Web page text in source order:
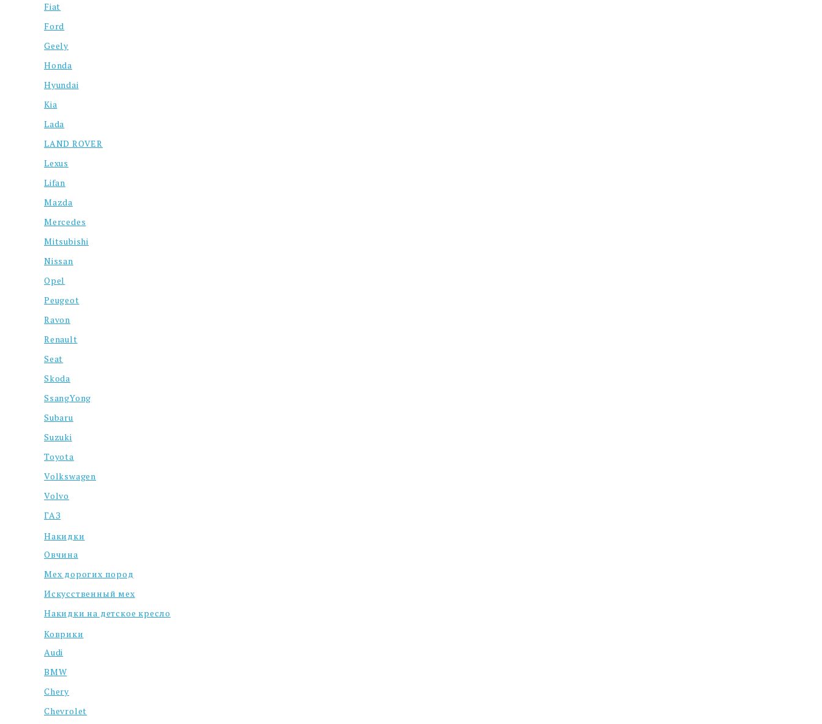
Fiat
Ford
Geely
Honda
Hyundai
Kia
Lada
LAND ROVER
Lexus
Lifan
Mazda
Mercedes
Mitsubishi
Nissan
Opel
Peugeot
Ravon
Renault
Seat
Skoda
SsangYong
Subaru
Suzuki
Toyota
Volkswagen
Volvo
ГАЗ
Накидки
Овчина
Мех дорогих пород
Искусственный мех
Накидки на детское кресло
Коврики
Audi
BMW
Chery
Chevrolet